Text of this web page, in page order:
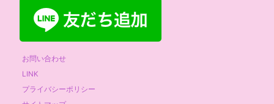
お問い合わせ
LINK
プライバシーポリシー